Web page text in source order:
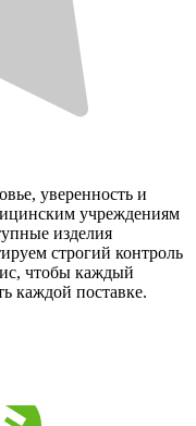
уверенность и
учреждениям
изделия
строгий контроль
чтобы каждый
каждой поставке.